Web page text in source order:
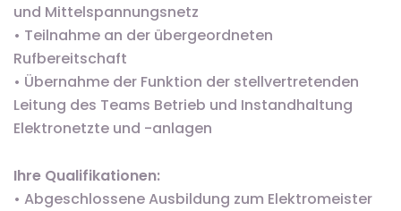
und Mittelspannungsnetz
• Teilnahme an der übergeordneten
Rufbereitschaft
• Übernahme der Funktion der stellvertretenden
Leitung des Teams Betrieb und Instandhaltung
Elektronetzte und -anlagen
Ihre Qualifikationen:
• Abgeschlossene Ausbildung zum Elektromeister